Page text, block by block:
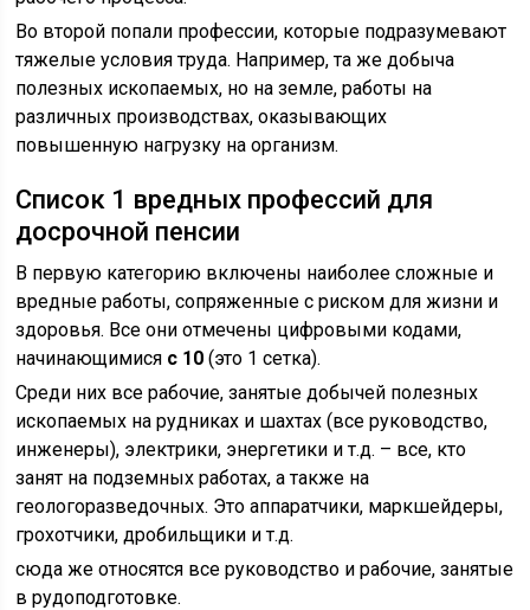
Во второй попали профессии, которые подразумевают
тяжелые условия труда. Например, та же добыча
полезных ископаемых, но на земле, работы на
различных производствах, оказывающих
повышенную нагрузку на организм.
Список 1 вредных профессий для
досрочной пенсии
В первую категорию включены наиболее сложные и
вредные работы, сопряженные с риском для жизни и
здоровья. Все они отмечены цифровыми кодами,
начинающимися с 10 (это 1 сетка).
Среди них все рабочие, занятые добычей полезных
ископаемых на рудниках и шахтах (все руководство,
инженеры), электрики, энергетики и т.д. – все, кто
занят на подземных работах, а также на
геологоразведочных. Это аппаратчики, маркшейдеры,
грохотчики, дробильщики и т.д.
сюда же относятся все руководство и рабочие, занятые
в рудоподготовке.